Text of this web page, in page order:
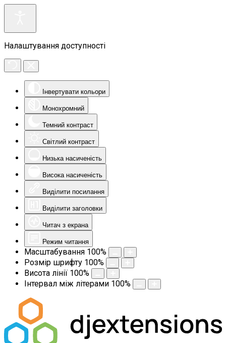
Налаштування доступності
Інвертувати кольори
Монохромний
Темний контраст
Світлий контраст
Низька насиченість
Висока насиченість
Виділити посилання
Виділити заголовки
Читач з екрана
Режим читання
Масштабування 100%
Розмір шрифту 100%
Висота лінії 100%
Інтервал між літерами 100%